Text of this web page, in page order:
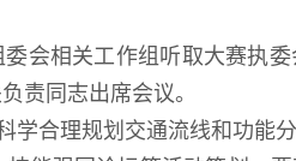
会相关工作组听取大赛执
责同志出席会议。
合理规划交通流线和功能